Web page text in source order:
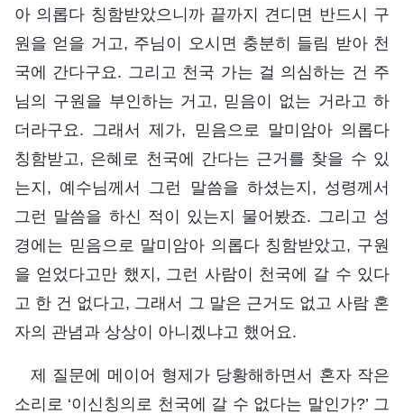
아 의롭다 칭함받았으니까 끝까지 견디면 반드시 구
원을 얻을 거고, 주님이 오시면 충분히 들림 받아 천
국에 간다구요. 그리고 천국 가는 걸 의심하는 건 주
님의 구원을 부인하는 거고, 믿음이 없는 거라고 하
더라구요. 그래서 제가, 믿음으로 말미암아 의롭다
칭함받고, 은혜로 천국에 간다는 근거를 찾을 수 있
는지, 예수님께서 그런 말씀을 하셨는지, 성령께서
그런 말씀을 하신 적이 있는지 물어봤죠. 그리고 성
경에는 믿음으로 말미암아 의롭다 칭함받았고, 구원
을 얻었다고만 했지, 그런 사람이 천국에 갈 수 있다
고 한 건 없다고, 그래서 그 말은 근거도 없고 사람 혼
자의 관념과 상상이 아니겠냐고 했어요.
제 질문에 메이어 형제가 당황해하면서 혼자 작은
소리로 ‘이신칭의로 천국에 갈 수 없다는 말인가?’ 그